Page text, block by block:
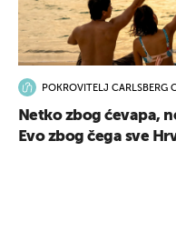
POKROVITELJ CARLSBERG
Netko zbog ćevapa,
Evo zbog čega sve